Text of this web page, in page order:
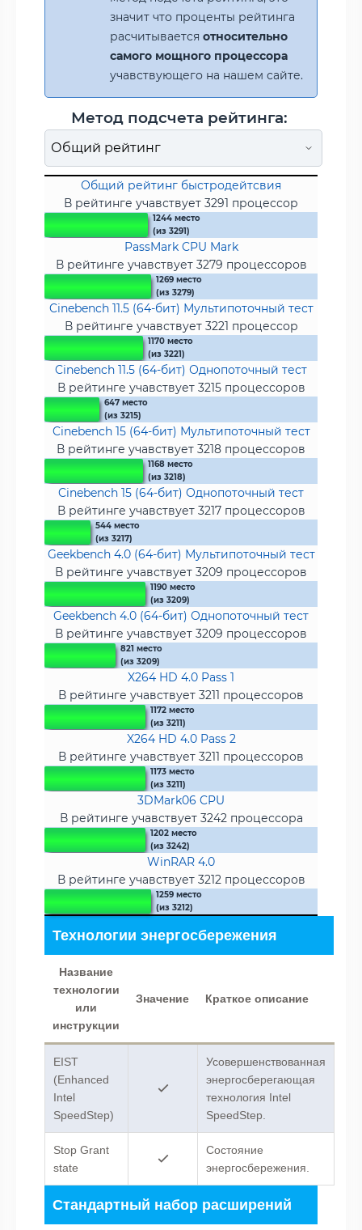
значит что проценты рейтинга
расчитывается относительно
самого мощного процессора
учавствующего на нашем сайте.
Метод подсчета рейтинга:
Общий рейтинг быстродейтсвия
В рейтинге учавствует 3291 процессор
1244 место
(из 3291)
PassMark CPU Mark
В рейтинге учавствует 3279 процессоров
1269 место
(из 3279)
Cinebench 11.5 (64-бит) Мультипоточный тест
В рейтинге учавствует 3221 процессор
1170 место
(из 3221)
Cinebench 11.5 (64-бит) Однопоточный тест
В рейтинге учавствует 3215 процессоров
647 место
(из 3215)
Cinebench 15 (64-бит) Мультипоточный тест
В рейтинге учавствует 3218 процессоров
1168 место
(из 3218)
Cinebench 15 (64-бит) Однопоточный тест
В рейтинге учавствует 3217 процессоров
544 место
(из 3217)
Geekbench 4.0 (64-бит) Мультипоточный тест
В рейтинге учавствует 3209 процессоров
1190 место
(из 3209)
Geekbench 4.0 (64-бит) Однопоточный тест
В рейтинге учавствует 3209 процессоров
821 место
(из 3209)
X264 HD 4.0 Pass 1
В рейтинге учавствует 3211 процессоров
1172 место
(из 3211)
X264 HD 4.0 Pass 2
В рейтинге учавствует 3211 процессоров
1173 место
(из 3211)
3DMark06 CPU
В рейтинге учавствует 3242 процессора
1202 место
(из 3242)
WinRAR 4.0
В рейтинге учавствует 3212 процессоров
1259 место
(из 3212)
Технологии энергосбережения
Название
технологии
или
инструкции
Значение Краткое описание
EIST
(Enhanced
Intel
SpeedStep)
Усовершенствованная
энергосберегающая
технология Intel
SpeedStep.
Stop Grant
state
Состояние
энергосбережения.
Стандартный набор расширений